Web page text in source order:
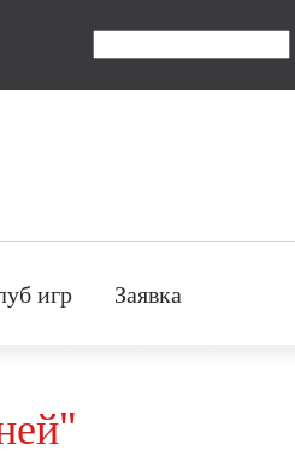
Форма поиска
игр Заявка